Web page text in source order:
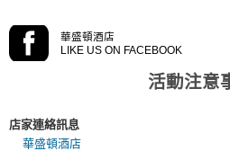
華盛頓酒店
LIKE US ON FACEBOOK
活動注意
店家連絡訊息
華盛頓酒店